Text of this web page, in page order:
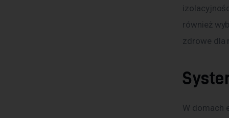
również
zdrowe dla
W domach